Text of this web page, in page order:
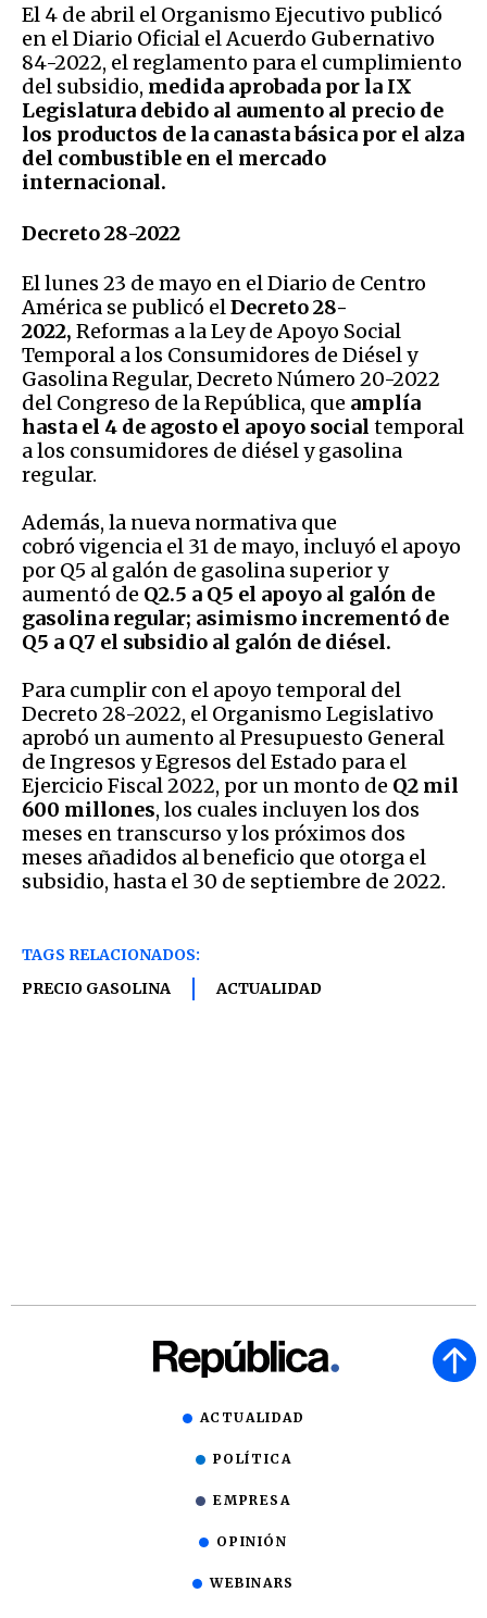
El 4 de abril el Organismo Ejecutivo publicó
en el Diario Oficial el Acuerdo Gubernativo
84-2022, el reglamento para el cumplimiento
del subsidio, medida aprobada por la IX
Legislatura debido al aumento al precio de
los productos de la canasta básica por el alza
del combustible en el mercado
internacional.
Decreto 28-2022
El lunes 23 de mayo en el Diario de Centro
América se publicó elDecreto 28-
2022, Reformas a la Ley de Apoyo Social
Temporal a los Consumidores de Diésel y
Gasolina Regular, Decreto Número 20-2022
del Congreso de la República, que amplía
hasta el 4 de agosto el apoyo social temporal
a los consumidores de diésel y gasolina
regular.
Además, la nueva normativa que
cobró vigencia el 31 de mayo, incluyó el apoyo
por Q5 al galón de gasolina superior y
aumentó de Q2.5 a Q5 el apoyo al galón de
gasolina regular; asimismo incrementó de
Q5 a Q7 el subsidio al galón de diésel.
Para cumplir con el apoyo temporal del
Decreto 28-2022, el Organismo Legislativo
aprobó un aumento al Presupuesto General
de Ingresos y Egresos del Estado para el
Ejercicio Fiscal 2022, por un monto de Q2 mil
600 millones, los cuales incluyen los dos
meses en transcurso y los próximos dos
meses añadidos al beneficio que otorga el
subsidio, hasta el 30 de septiembre de 2022.
TAGS RELACIONADOS:
PRECIO GASOLINA
ACTUALIDAD
ACTUALIDAD
POLÍTICA
EMPRESA
OPINIÓN
WEBINARS